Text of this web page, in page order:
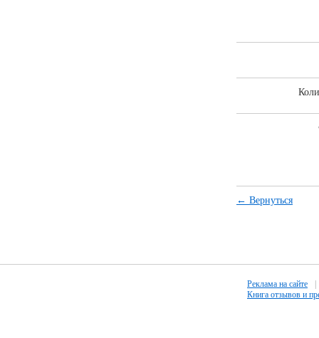
← Вернуться
Реклама на сайте
Книга отзывов и